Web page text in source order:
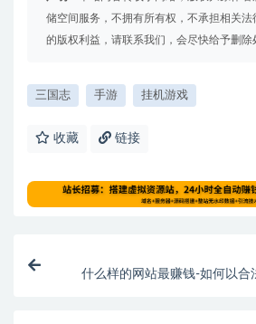
储空间服务，不拥有所有权，不承担相关
的版权利益，请联系我们，会尽快给予删除
三国志 手游 挂机游戏
收藏 链接
什么样的网站最赚钱-如何以合